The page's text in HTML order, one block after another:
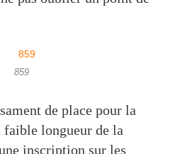
859
de place pour la
longueur de la
inscription sur les